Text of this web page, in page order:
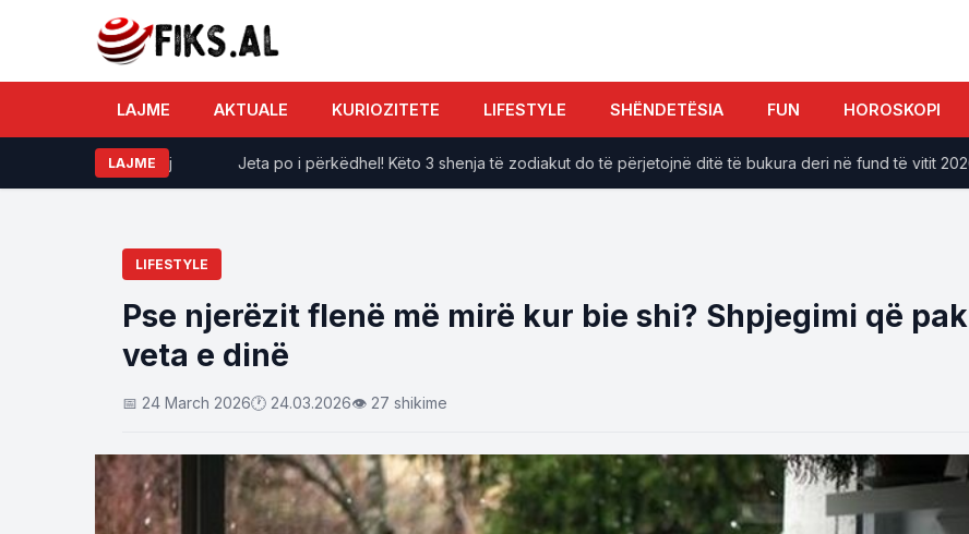
LAJME AKTUALE KURIOZITETE LIFESTYLE SHËNDETËSIA FUN HOROSKOPI
LAJME
për shenjën tuaj Jeta po i përkëdhel! Këto 3 shenja të zodiakut do të përjetojnë ditë të bukura deri në fund të vitit 2026
LIFESTYLE
Pse njerëzit flenë më mirë kur bie shi? Shpjegimi që pak
veta e dinë
📅 24 March 2026🕐 24.03.2026👁 27 shikime